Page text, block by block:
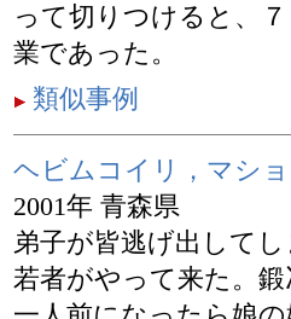
って切りつけると、
業であった。
類似事例
ヘビムコイリ，マシ
2001年 青森県
弟子が皆逃げ出して
若者がやって来た。